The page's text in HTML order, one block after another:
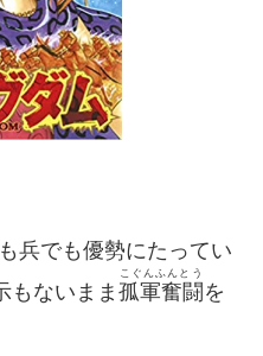
兵でも優勢にたってい
もないまま孤軍奮闘
こぐんふんとう
を